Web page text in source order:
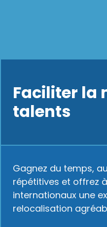
Faciliter la
talents
Gagnez du temps,
répétitives et offrez
internationaux une
relocalisation